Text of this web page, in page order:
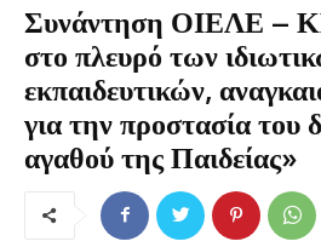
Συνάντηση ΟΙΕΛΕ –
στο πλευρό των
εκπαιδευτικών,
για την προστασία του
αγαθού της Παιδείας»